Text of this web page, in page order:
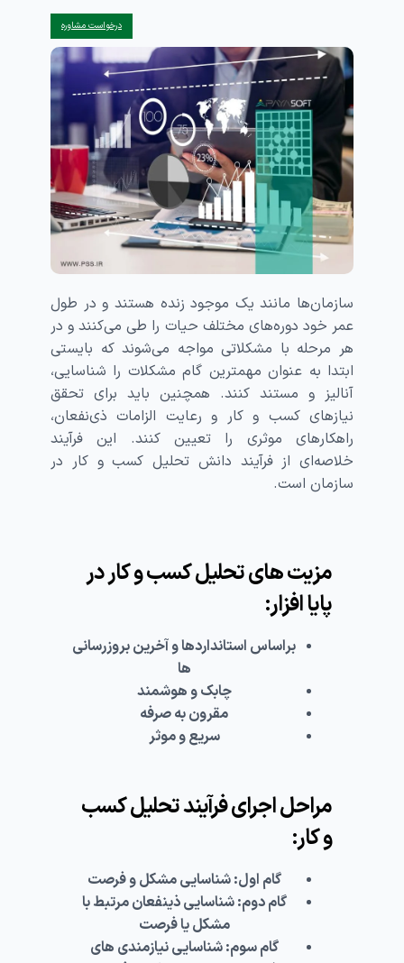
درخواست مشاوره
سازمان‌ها مانند یک موجود زنده هستند و در طول
عمر خود دوره‌های مختلف حیات را طی می‌کنند و در
هر مرحله با مشکلاتی مواجه می‌شوند که بایستی
ابتدا به عنوان مهمترین گام مشکلات را شناسایی،
آنالیز و مستند کنند. همچنین باید برای تحقق
نیازهای کسب و کار و رعایت الزامات ذی‌نفعان،
راهکارهای موثری را تعیین کنند. این فرآیند
خلاصه‌ای از فرآیند دانش تحلیل کسب‌ و‌ کار در
سازمان است.
مزیت های تحلیل کسب و کار در
پایا افزار:
براساس استانداردها و آخرین بروزرسانی
ها
چابک و هوشمند
مقرون به صرفه
سریع و موثر
مراحل اجرای فرآیند تحلیل کسب
و کار:
گام اول: شناسایی مشکل و فرصت
گام دوم: شناسایی ذینفعان مرتبط با
مشکل یا فرصت
گام سوم: شناسایی نیازمندی های